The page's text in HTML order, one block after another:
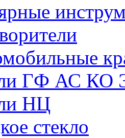
ГФ АС КО
НЦ
стекло